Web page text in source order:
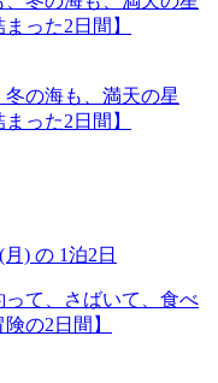
の海も、満天の星
った2日間】
) の 1泊2日